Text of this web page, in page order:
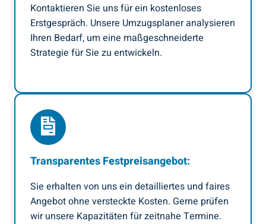
Kontaktieren Sie uns für ein kostenloses
Erstgespräch. Unsere Umzugsplaner analysieren
Ihren Bedarf, um eine maßgeschneiderte
Strategie für Sie zu entwickeln.
Transparentes Festpreisangebot:
Sie erhalten von uns ein detailliertes und faires
Angebot ohne versteckte Kosten. Gerne prüfen
wir unsere Kapazitäten für zeitnahe Termine.